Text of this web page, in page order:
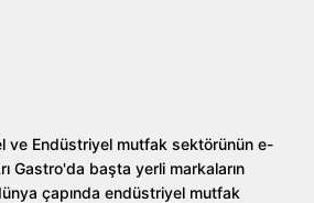
ve Endüstriyel mutfak sektörünün e-
Gastro'da başta yerli markaların
çapında endüstriyel mutfak